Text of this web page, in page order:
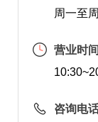
周一至
营业时间
咨询电